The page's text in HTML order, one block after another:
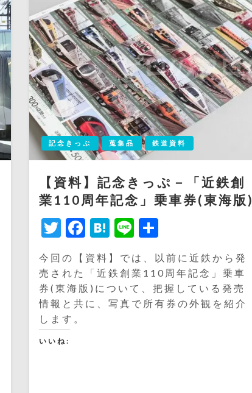
記念きっぷ 蒐集品 鉄道資料
【資料】記念きっぷ－「近鉄創
業110周年記念」乗車券(東海版)
Twitter
Facebook
Hatena
Line
共
有
今回の【資料】では、以前に近鉄から発
売された「近鉄創業110周年記念」乗車
券(東海版)について、把握している発売
情報と共に、写真で所有券の外観を紹介
します。
いいね: